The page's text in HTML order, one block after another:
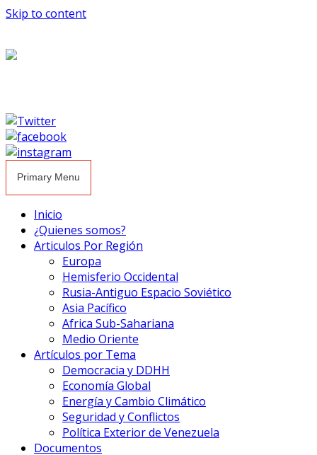
Skip to content
Primary Menu
Inicio
¿Quienes somos?
Articulos Por Región
Europa
Hemisferio Occidental
Rusia-Antiguo Espacio Soviético
Asia Pacífico
Africa Sub-Sahariana
Medio Oriente
Artículos por Tema
Democracia y DDHH
Economía Global
Energía y Cambio Climático
Seguridad y Conflictos
Política Exterior de Venezuela
Documentos